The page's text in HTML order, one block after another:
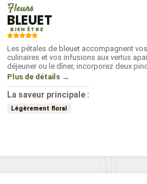
Fleurs
BLEUET
BIEN ÊTRE
Les pétales de bleuet accompagnent
culinaires et vos infusions aux vertus
déjeuner ou le dîner, incorporez deux
dans 200 ml d'eau frémissante et laissez
Plus de détails →
La saveur principale :
Légèrement floral